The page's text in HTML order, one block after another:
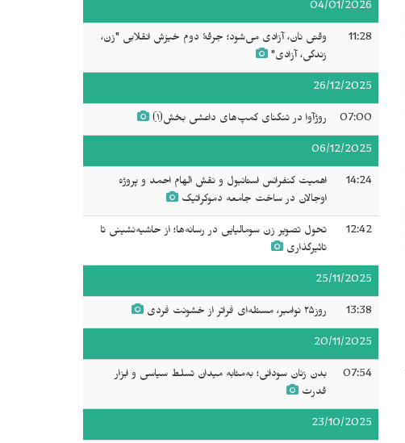
04/01/2026
11:28
وقتی نان، آزادی می‌شود؛ جرقهٔ دوم خیزش انقلابی "زن،
زندگی، آزادی"
26/12/2025
07:00 روژآوا در تنگنای کمپ‌های داعشی بخش(۱)
06/12/2025
14:24
اهمیت کنفرانس استانبول و نقش الهام احمد و پروژه
اوجالان در ساخت جامعه دموکراتیک
12:42
تحول تصویر زن سومالیایی در رسانه‌ها؛ از حاشیه‌نشینی تا
تاثیرگذاری
25/11/2025
13:38 روز۲۵ نوامبر، مسئله‌ای فراتر از خشونت فردی
20/11/2025
07:54
بدن زنان سودانی؛ به‌مثابه میدان تسلط سیاسی و ابزار
قدرت
23/10/2025